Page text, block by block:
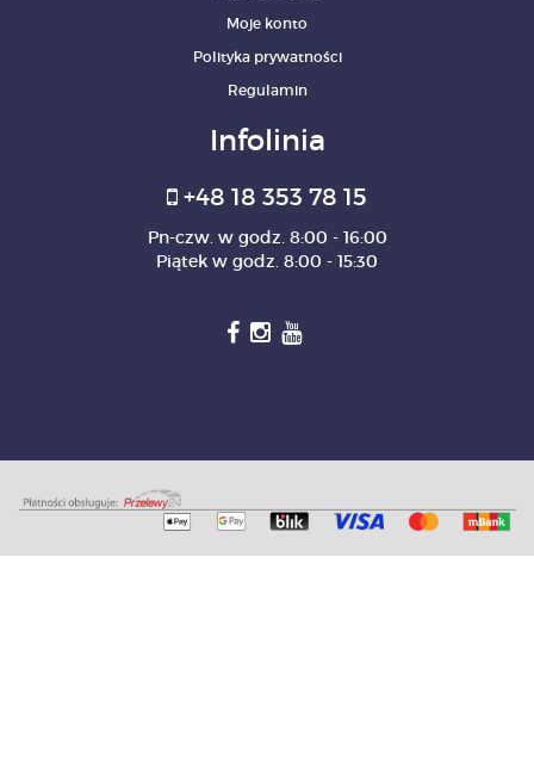
Moje konto
Polityka prywatności
Regulamin
Infolinia
+48 18 353 78 15
Pn-czw. w godz. 8:00 - 16:00
Piątek w godz. 8:00 - 15:30